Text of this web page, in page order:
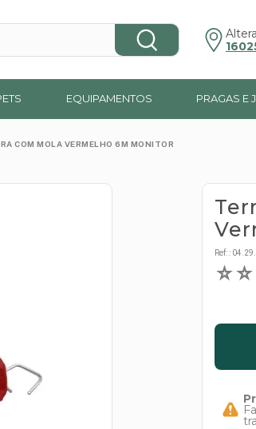
EQUIPAMENTOS PRAGAS E
COM MOLA VERMELHO 6M MONITOR
Ref: :
☆☆